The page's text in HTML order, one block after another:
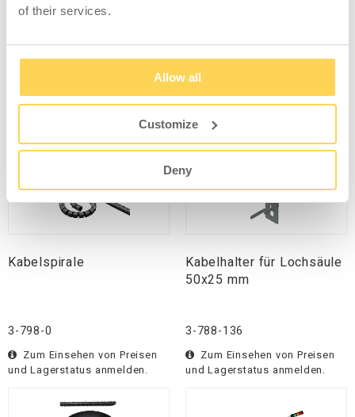
of their services.
Allow all
Customize
Deny
3-289-107
Zum Einsehen von Preisen
und Lagerstatus anmelden.
30-798-71
Zum Einsehen von Preisen
und Lagerstatus anmelden.
Kabelspirale
3-798-0
Zum Einsehen von Preisen
und Lagerstatus anmelden.
Kabelhalter für Lochsäule
50x25 mm
3-788-136
Zum Einsehen von Preisen
und Lagerstatus anmelden.